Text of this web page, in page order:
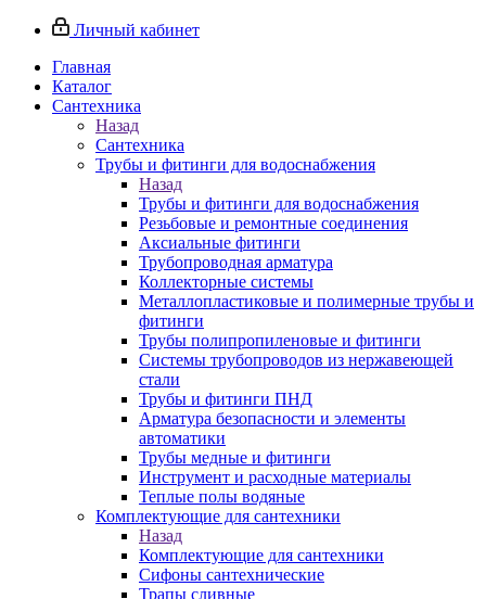
Личный кабинет
Главная
Каталог
Сантехника
Назад
Сантехника
Трубы и фитинги для водоснабжения
Назад
Трубы и фитинги для водоснабжения
Резьбовые и ремонтные соединения
Аксиальные фитинги
Трубопроводная арматура
Коллекторные системы
Металлопластиковые и полимерные трубы и
фитинги
Трубы полипропиленовые и фитинги
Системы трубопроводов из нержавеющей
стали
Трубы и фитинги ПНД
Арматура безопасности и элементы
автоматики
Трубы медные и фитинги
Инструмент и расходные материалы
Теплые полы водяные
Комплектующие для сантехники
Назад
Комплектующие для сантехники
Сифоны сантехнические
Трапы сливные